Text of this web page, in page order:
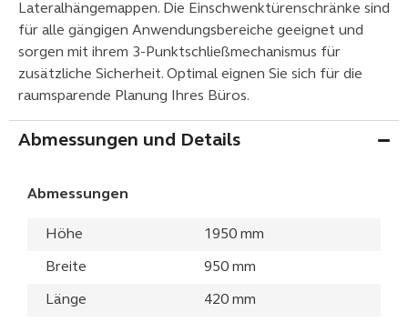
Lateralhängemappen. Die Einschwenktürenschränke sind
für alle gängigen Anwendungsbereiche geeignet und
sorgen mit ihrem 3-Punktschließmechanismus für
zusätzliche Sicherheit. Optimal eignen Sie sich für die
raumsparende Planung Ihres Büros.
Abmessungen und Details
Abmessungen
Höhe 1950 mm
Breite 950 mm
Länge 420 mm